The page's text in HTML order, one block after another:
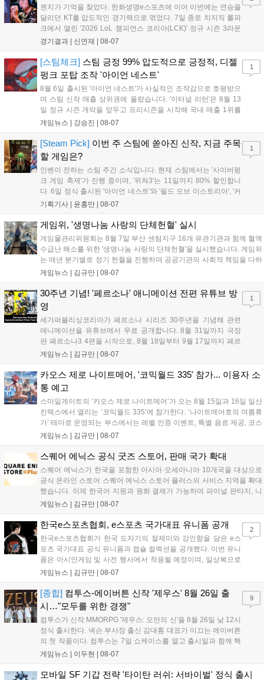
젠지가 기억을 찾았다. 한화생명e스포츠에 이어 이번에는 연승을
달리던 KT를 압도적인 경기력으로 꺾었다. 7일 종로 치지직 롤파
크에서 열린 '2026 LoL 챔피언스 코리아(LCK)' 정규 시즌 3라운
드 레전드 그룹, kt 롤스터와 젠지 e스포츠의 대결에서 젠지가 압
기억을 되찾기라도 한 듯 1,...
경기결과 | 신연재 08-07
[스팀체크] 스팀 긍정 99% 압도적으로 긍정적, 디젤
펑크 포탑 조작 '아이언 네스트'
8월 6일 출시된 '아이언 네스트'가 사실적인 조작감으로 호평받으
며 스팀 신작 매출 상위권에 올랐습니다. '이터널 리턴'은 8월 13
일 정규 시즌 개막을 앞두고 프리시즌을 시작해 국내 매출 1위를
기록했습니다. 25주년을 맞은 '고스트 리콘' 시리즈는 8월 6일 쇼
'마블 투혼: 파이팅 소울즈'와 레트로 수리 시뮬레이션 '리스토
리'도 스팀에 정식 출시되었습니다....
게임뉴스 | 강승진 08-07
1
[Steam Pick] 이번 주 스팀에 쏟아진 신작, 지금 주목
할 게임은?
인벤이 전하는 스팀 주간 소식입니다. 현재 스팀에서는 '사이버펑
크 게임 축제'가 진행 중이며, '위쳐3'는 11일까지 80% 할인합니
다. 6일 정식 출시된 '아이언 네스트'와 '필드 오브 미스트리아', '커
세어 코브'가 호평받고 있습니다. 한편, 7일 출시된 '마블 투혼'은
다. 유비소프트의 '고스트리콘: 와일드랜드'는 7년 만의 대규모 업
데이트 '라스트 라이츠'와 함께 95% 할인 중입니다....
기획기사 | 윤홍만 08-07
1
게임위, '생명나눔 사랑의 단체헌혈' 실시
게임물관리위원회는 8월 7일 부산 센텀지구 16개 유관기관과 함께 혈액
수급난 해소를 위한 '생명나눔 사랑의 단체헌혈'을 실시했습니다. 게임위
는 매년 분기별로 정기 헌혈을 진행하며 공공기관의 사회적 책임을 다하
고 있으며, 이번 행사에는 영화진흥위원회 등 14개 기관 임직원이 동참
따뜻한 실천에 참여한 모든 임직원에게 감사의 뜻을 전하며 헌혈 문화
확산에 앞장섰습니다....
게임뉴스 | 김규만 08-07
30주년 기념! '페르소나' 애니메이션 전편 유튜브 방
영
세가퍼블리싱코리아가 페르소나 시리즈 30주년을 기념해 관련
애니메이션을 유튜브에서 무료 공개합니다. 8월 31일까지 극장
판 페르소나3 4편을 시작으로, 8월 18일부터 9월 17일까지 페르
소나4 더 골든 12화, 9월 15일부터 10월 14일까지 페르소나5 시
시지를 모집하며, 선정된 내용은 기념 영상 및 대형 전광판에 소
개될 예정입니다....
게임뉴스 | 김규만 08-07
1
카오스 제로 나이트메어, '코믹월드 335' 참가... 이용자 소
통 예고
스마일게이트의 ‘카오스 제로 나이트메어’가 오는 8월 15일과 16일 일산
킨텍스에서 열리는 ‘코믹월드 335’에 참가한다. ‘나이트메어호의 여름휴
가’ 테마로 운영되는 부스에서는 레벨 인증 이벤트, 특별 음료 제공, 코스
프레 모델 포토존 등 다채로운 행사가 진행된다. 유명 코스어 7인이 캐릭
세한 정보는 공식 커뮤니티에서 확인 가능하다....
게임뉴스 | 김규만 08-07
스퀘어 에닉스 공식 굿즈 스토어, 판매 국가 확대
스퀘어 에닉스가 한국을 포함한 아시아·오세아니아 10개국을 대상으로
공식 온라인 스토어 스퀘어 에닉스 스토어 플러스의 서비스 지역을 확대
했습니다. 이제 한국어 지원과 원화 결제가 가능하며 파이널 판타지, 니
어 등 주요 게임의 피규어, 굿즈를 구매할 수 있습니다. 신상품이 순차적
용 가능합니다....
게임뉴스 | 김규만 08-07
한국e스포츠협회, e스포츠 국가대표 유니폼 공개
한국e스포츠협회가 한국 도자기의 절제미와 강인함을 담은 e스
포츠 국가대표 공식 유니폼과 캡슐 컬렉션을 공개했다. 이번 유니
폼은 아시안게임 및 사전 행사에서 착용될 예정이며, 일상복으로
구성된 컬렉션은 오는 8월 28일부터 골스튜디오 공식 홈페이지
서는 대회 규정에 따라 별도의 유니폼을 착용할 계획이다....
게임뉴스 | 김규만 08-07
2
[종합] 컴투스-에이버튼 신작 '제우스' 8월 26일 출
시…"모두를 위한 경쟁"
컴투스가 신작 MMORPG '제우스: 오만의 신'을 8월 26일 낮 12시
정식 출시한다. 넥슨 부사장 출신 김대훤 대표가 이끄는 에이버튼
의 첫 작품이다. 컴투스는 7일 쇼케이스를 열고 출시일과 함께 핵
심 콘텐츠, 유료화 정책, 운영 방향을 공개했다. 캐릭터명 선점은
의 오만으로 균열이...
게임뉴스 | 이두현 08-07
9
모바일 SF 기갑 전략 '타이탄 러쉬: 서바이벌' 정식 출시